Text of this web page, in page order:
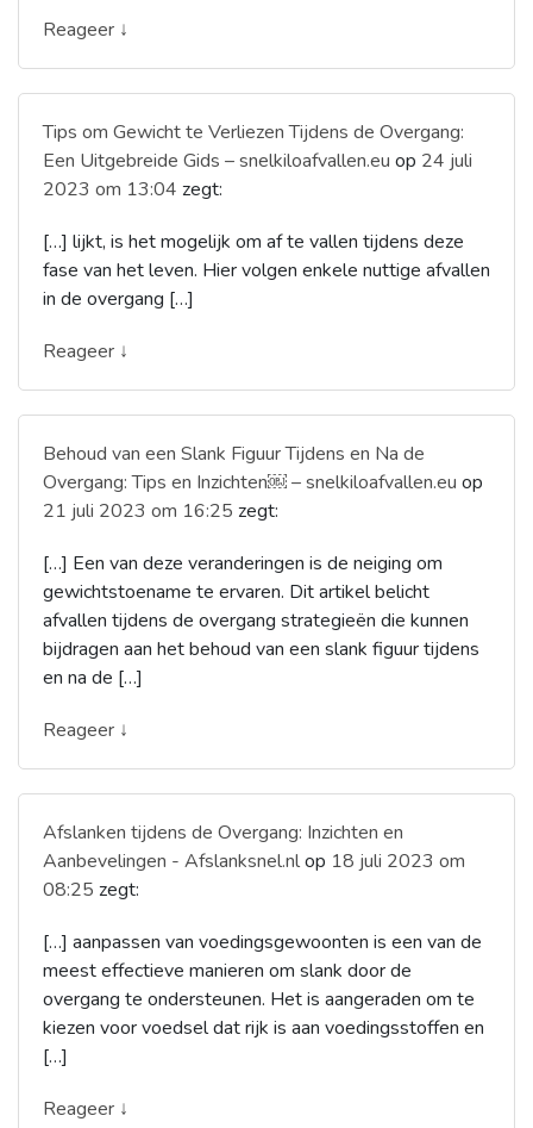
Reageer ↓
Tips om Gewicht te Verliezen Tijdens de Overgang:
Een Uitgebreide Gids – snelkiloafvallen.eu op 24 juli
2023 om 13:04 zegt:
[…] lijkt, is het mogelijk om af te vallen tijdens deze
fase van het leven. Hier volgen enkele nuttige afvallen
in de overgang […]
Reageer ↓
Behoud van een Slank Figuur Tijdens en Na de
Overgang: Tips en Inzichten￼ – snelkiloafvallen.eu op
21 juli 2023 om 16:25 zegt:
[…] Een van deze veranderingen is de neiging om
gewichtstoename te ervaren. Dit artikel belicht
afvallen tijdens de overgang strategieën die kunnen
bijdragen aan het behoud van een slank figuur tijdens
en na de […]
Reageer ↓
Afslanken tijdens de Overgang: Inzichten en
Aanbevelingen - Afslanksnel.nlop 18 juli 2023 om
08:25 zegt:
[…] aanpassen van voedingsgewoonten is een van de
meest effectieve manieren om slank door de
overgang te ondersteunen. Het is aangeraden om te
kiezen voor voedsel dat rijk is aan voedingsstoffen en
[…]
Reageer ↓